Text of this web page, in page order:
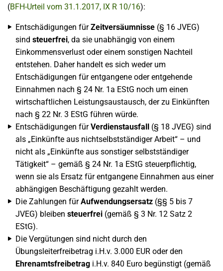
(BFH-Urteil vom 31.1.2017, IX R 10/16):
Entschädigungen fürZeitversäumnisse (§ 16 JVEG)
sind steuerfrei, da sie unabhängig von einem
Einkommensverlust oder einem sonstigen Nachteil
entstehen. Daher handelt es sich weder um
Entschädigungen für entgangene oder entgehende
Einnahmen nach § 24 Nr. 1a EStG noch um einen
wirtschaftlichen Leistungsaustausch, der zu Einkünften
nach § 22 Nr. 3 EStG führen würde.
Entschädigungen fürVerdienstausfall (§ 18 JVEG) sind
als „Einkünfte aus nichtselbstständiger Arbeit“ – und
nicht als „Einkünfte aus sonstiger selbstständiger
Tätigkeit“ – gemäß § 24 Nr. 1a EStG steuerpflichtig,
wenn sie als Ersatz für entgangene Einnahmen aus einer
abhängigen Beschäftigung gezahlt werden.
Die Zahlungen fürAufwendungsersatz (§§ 5 bis 7
JVEG) bleiben steuerfrei (gemäß § 3 Nr. 12 Satz 2
EStG).
Die Vergütungen sind nicht durch den
Übungsleiterfreibetrag i.H.v. 3.000 EUR oder den
Ehrenamtsfreibetrag i.H.v. 840 Euro begünstigt (gemäß